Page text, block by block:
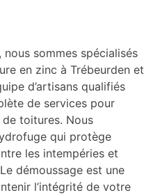
nous sommes spécialisés
en zinc à Trébeurden et
d’artisans qualifiés
de services pour
de toitures. Nous
qui protège
les intempéries et
démoussage est une
l’intégrité de votre